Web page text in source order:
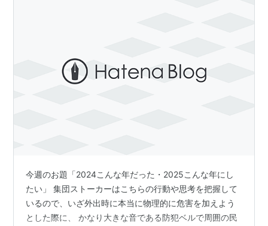
今週のお題「2024こんな年だった・2025こんな年にし
たい」 集団ストーカーはこちらの行動や思考を把握して
いるので、いざ外出時に本当に物理的に危害を加えよう
とした際に、 かなり大きな音である防犯ベルで周囲の民